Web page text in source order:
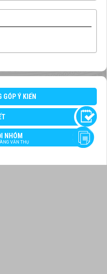
GÓP Ý KIẾN
NHÓM
VĂN THỤ